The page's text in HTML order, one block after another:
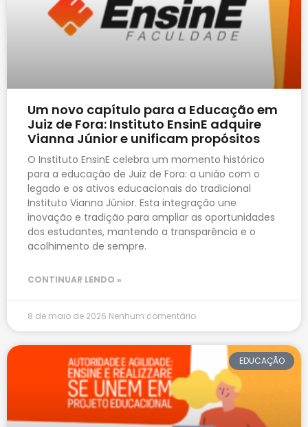
Um novo capítulo para a Educação em
Juiz de Fora: Instituto EnsinE adquire
Vianna Júnior e unificam propósitos
O Instituto EnsinE celebra um momento histórico
para a educação de Juiz de Fora: a união com o
legado e os ativos educacionais do tradicional
Instituto Vianna Júnior. Esta integração une
inovação e tradição para ampliar as oportunidades
dos estudantes, mantendo a transparência e o
acolhimento de sempre.
CONTINUAR LENDO »
8 de maio de 2026 Nenhum comentário
EDUCAÇÃO